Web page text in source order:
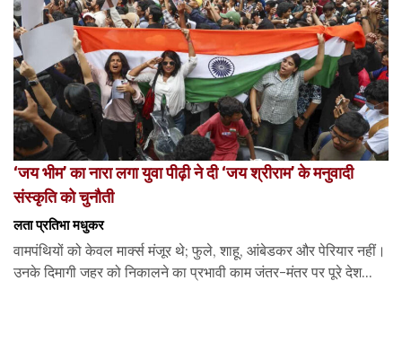
‘जय भीम’ का नारा लगा युवा पीढ़ी ने दी ‘जय श्रीराम’ के मनुवादी
संस्कृति को चुनौती
लता प्रतिभा मधुकर
वामपंथियों को केवल मार्क्स मंजूर थे; फुले, शाहू, आंबेडकर और पेरियार नहीं।
उनके दिमागी जहर को निकालने का प्रभावी काम जंतर-मंतर पर पूरे देश...